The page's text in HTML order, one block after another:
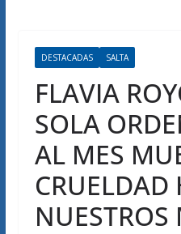
DESTACADAS SALTA
FLAVIA
SOLA
AL MES
CRUELDAD
NUESTROS